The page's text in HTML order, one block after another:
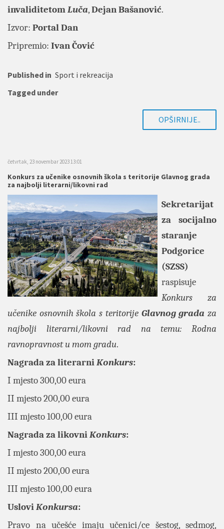
invaliditetomLuča,DejanBašanović.
Izvor: PortalDan
Pripremio: Ivan Čović
Published in Sport i rekreacija
Tagged under
OPŠIRNIJE..
četvrtak, 23 novembar 2023 13:01
Konkurs​ za učenike osnovnih škola s teritorije Glavnog grada
za najbolji literarni/likovni rad
Sekretarijat
za socijalno
staranje
Podgorice
(SZSS)
raspisuje
Konkurs
za
učenike osnovnih škola s teritorije Glavnog grada za
najbolji literarni/likovni rad na temu:
Rodna
ravnopravnost u mom gradu.
Nagrada za literarniKonkurs:
I mjesto 300,00 eura
II mjesto 200,00 eura
III mjesto 100,00 eura
Nagrada za likovniKonkurs:
I mjesto 300,00 eura
II mjesto 200,00 eura
III mjesto 100,00 eura
UsloviKonkursa:
Pravo na učešće imaju učenici/ce šestog, sedmog,